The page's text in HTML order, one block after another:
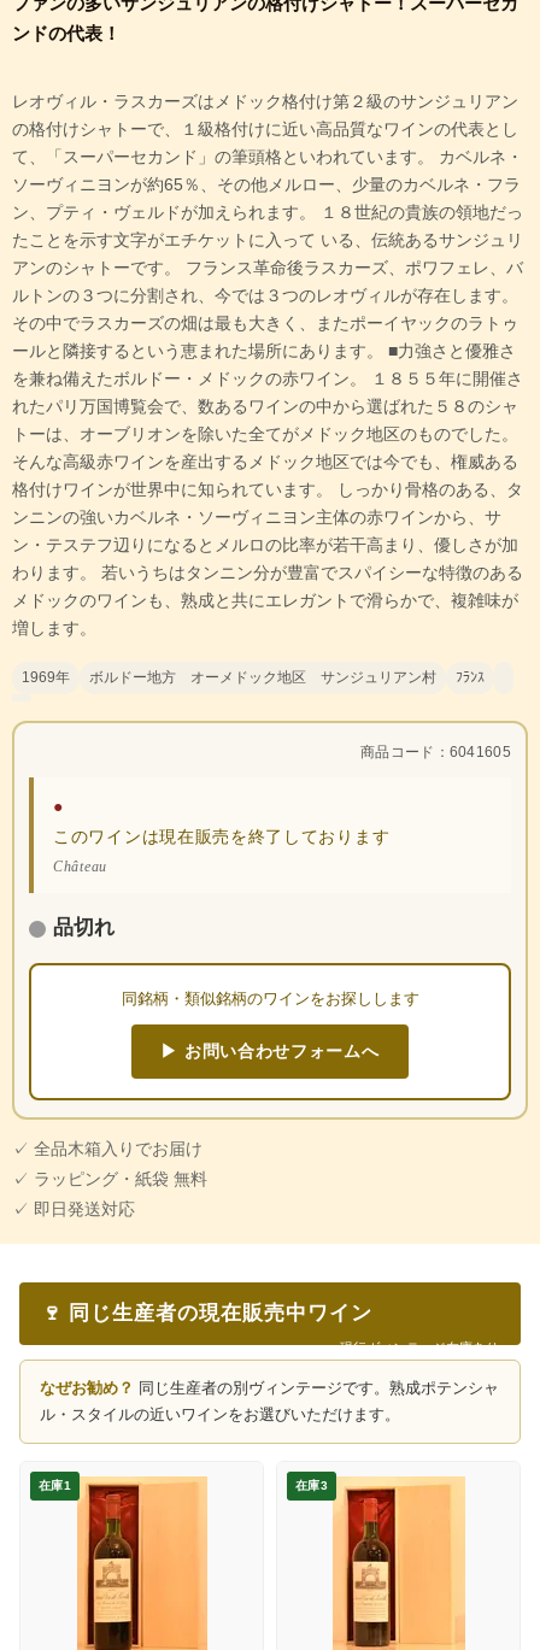
ンドの代表！
レオヴィル・ラスカーズはメドック格付け第２級のサンジュリアン
の格付けシャトーで、１級格付けに近い高品質なワインの代表とし
て、「スーパーセカンド」の筆頭格といわれています。 カベルネ・
ソーヴィニヨンが約65％、その他メルロー、少量のカベルネ・フラ
ン、プティ・ヴェルドが加えられます。 １８世紀の貴族の領地だっ
たことを示す文字がエチケットに入って いる、伝統あるサンジュリ
アンのシャトーです。 フランス革命後ラスカーズ、ポワフェレ、バ
ルトンの３つに分割され、今では３つのレオヴィルが存在します。
その中でラスカーズの畑は最も大きく、またポーイヤックのラトゥ
ールと隣接するという恵まれた場所にあります。 ■力強さと優雅さ
を兼ね備えたボルドー・メドックの赤ワイン。 １８５５年に開催さ
れたパリ万国博覧会で、数あるワインの中から選ばれた５８のシャ
トーは、オーブリオンを除いた全てがメドック地区のものでした。
そんな高級赤ワインを産出するメドック地区では今でも、権威ある
格付けワインが世界中に知られています。 しっかり骨格のある、タ
ンニンの強いカベルネ・ソーヴィニヨン主体の赤ワインから、サ
ン・テステフ辺りになるとメルロの比率が若干高まり、優しさが加
わります。 若いうちはタンニン分が豊富でスパイシーな特徴のある
メドックのワインも、熟成と共にエレガントで滑らかで、複雑味が
増します。
1969年 ボルドー地方 オーメドック地区 サンジュリアン村 ﾌﾗﾝｽ
商品コード：6041605
●
このワインは現在販売を終了しております
Château
品切れ
同銘柄・類似銘柄のワインをお探しします
▶ お問い合わせフォームへ
✓ 全品木箱入りでお届け
✓ ラッピング・紙袋 無料
✓ 即日発送対応
🍷 同じ生産者の現在販売中ワイン
現行ヴィンテージ在庫あり
なぜお勧め？ 同じ生産者の別ヴィンテージです。熟成ポテンシャ
ル・スタイルの近いワインをお選びいただけます。
在庫1 在庫3